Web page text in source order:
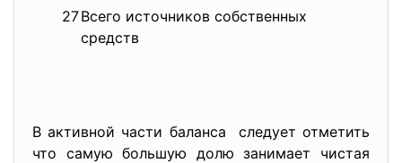
27Всего источников собственных
средств
В активной части баланса следует отметить
что самую большую долю занимает чистая